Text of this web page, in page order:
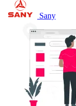
Sany